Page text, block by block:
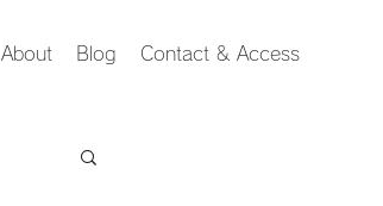
About Blog Contact & Access